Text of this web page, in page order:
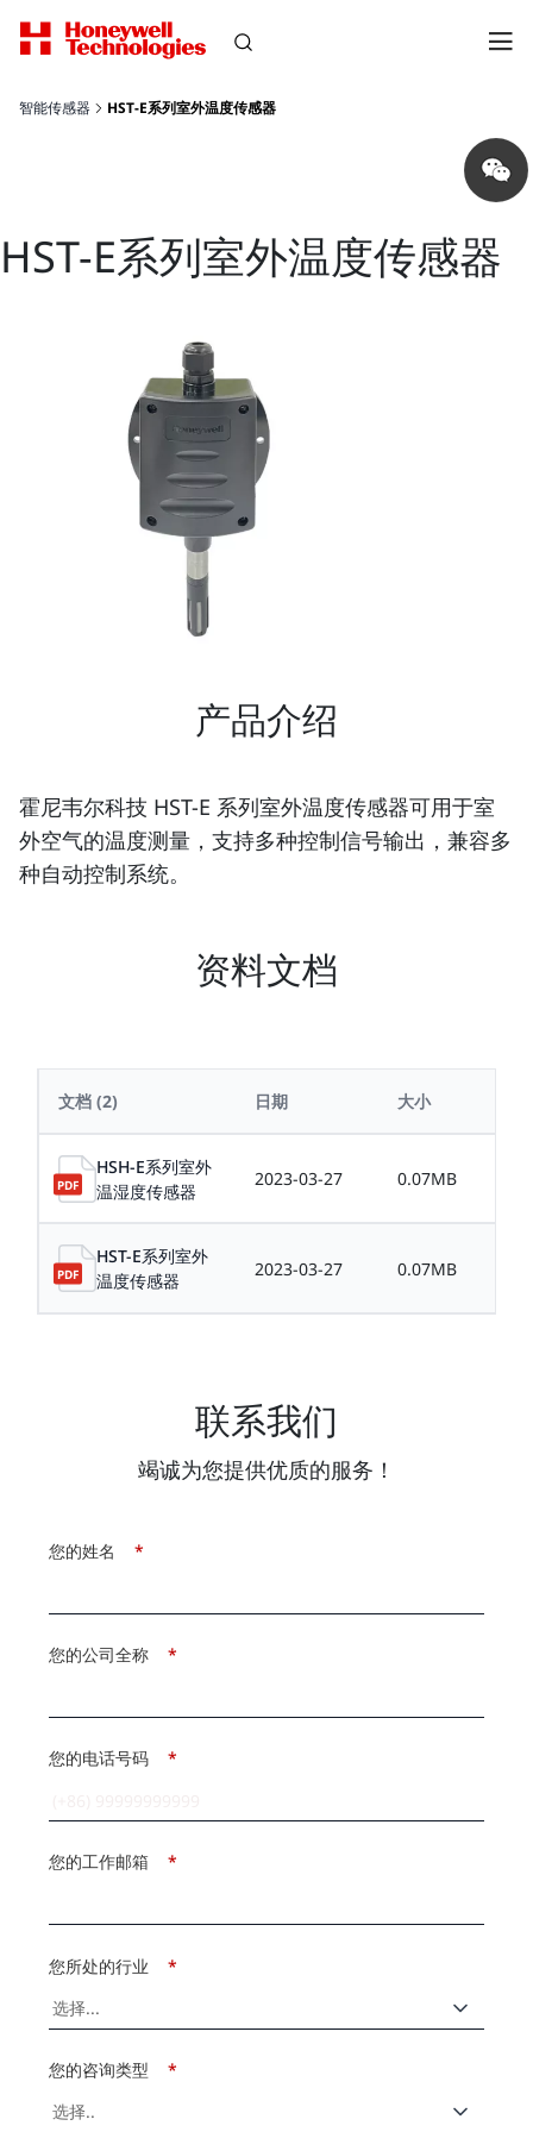
智能传感器 HST-E系列室外温度传感器
Share
on
wechat
HST-E系列室外温度传感器
产品介绍
霍尼韦尔科技 HST-E 系列室外温度传感器可用于室
外空气的温度测量，支持多种控制信号输出，兼容多
种自动控制系统。
资料文档
文档 (2) 日期 大小
HSH-E系列室外
温湿度传感器
2023-03-27 0.07MB
HST-E系列室外
温度传感器
2023-03-27 0.07MB
联系我们
竭诚为您提供优质的服务！
*
您的姓名
*
您的公司全称
*
您的电话号码
*
您的工作邮箱
*
您所处的行业
*
您的咨询类型